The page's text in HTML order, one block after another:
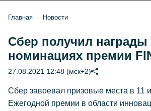
Главная Новости
Сбер получил награды
номинациях премии
27.08.2021 12:48 (мск+2)
Сбер завоевал призовые места в 11
Ежегодной премии в области